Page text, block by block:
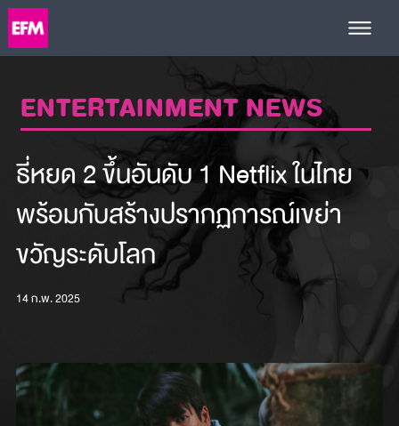
ENTERTAINMENT NEWS
ธี่หยด 2 ขึ้นอันดับ 1 Netflix ในไทย
พร้อมกับสร้างปรากฏการณ์เขย่า
ขวัญระดับโลก
14 ก.พ. 2025